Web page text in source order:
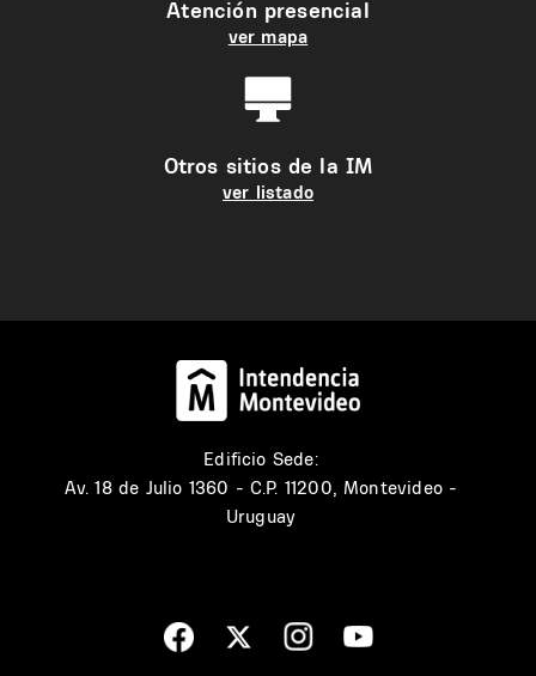
Atención presencial
ver mapa
Otros sitios de la IM
ver listado
Edificio Sede:
Av. 18 de Julio 1360 - C.P. 11200, Montevideo -
Uruguay